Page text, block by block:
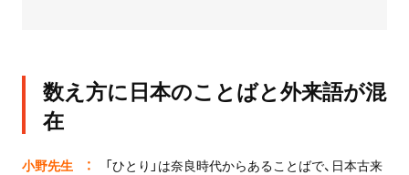
数え方に日本のことばと外来語が混
在
小野先生 ： 「ひとり」は奈良時代からあることばで、日本古来